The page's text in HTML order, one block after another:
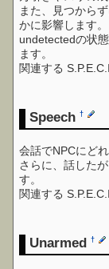
また、見つから
かに影響します。
undetectedの状
ます。
関連する
Speech†
会話でNPCにど
さらに、話した
す。
関連する
Unarmed†